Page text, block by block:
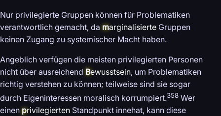
Nur privilegierte Gruppen können für Problematiken
verantwortlich gemacht, da marginalisierte Gruppen
keinen Zugang zu systemischer Macht haben.
Angeblich verfügen die meisten privilegierten Personen
nicht über ausreichend Bewusstsein, um Problematiken
richtig verstehen zu können; teilweise sind sie sogar
durch Eigeninteressen moralisch korrumpiert.358 Wer
einenprivilegierten Standpunkt innehat, kann diese